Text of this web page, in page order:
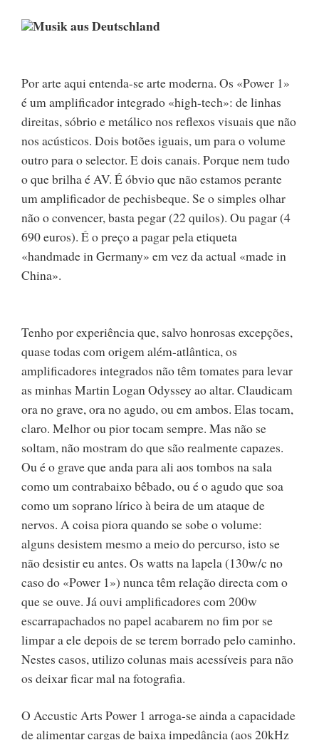
Musik aus Deutschland
Por arte aqui entenda-se arte moderna. Os «Power 1»
é um amplificador integrado «high-tech»: de linhas
direitas, sóbrio e metálico nos reflexos visuais que não
nos acústicos. Dois botões iguais, um para o volume
outro para o selector. E dois canais. Porque nem tudo
o que brilha é AV. É óbvio que não estamos perante
um amplificador de pechisbeque. Se o simples olhar
não o convencer, basta pegar (22 quilos). Ou pagar (4
690 euros). É o preço a pagar pela etiqueta
«handmade in Germany» em vez da actual «made in
China».
Tenho por experiência que, salvo honrosas excepções,
quase todas com origem além-atlântica, os
amplificadores integrados não têm tomates para levar
as minhas Martin Logan Odyssey ao altar. Claudicam
ora no grave, ora no agudo, ou em ambos. Elas tocam,
claro. Melhor ou pior tocam sempre. Mas não se
soltam, não mostram do que são realmente capazes.
Ou é o grave que anda para ali aos tombos na sala
como um contrabaixo bêbado, ou é o agudo que soa
como um soprano lírico à beira de um ataque de
nervos. A coisa piora quando se sobe o volume:
alguns desistem mesmo a meio do percurso, isto se
não desistir eu antes. Os watts na lapela (130w/c no
caso do «Power 1») nunca têm relação directa com o
que se ouve. Já ouvi amplificadores com 200w
escarrapachados no papel acabarem no fim por se
limpar a ele depois de se terem borrado pelo caminho.
Nestes casos, utilizo colunas mais acessíveis para não
os deixar ficar mal na fotografia.
O Accustic Arts Power 1 arroga-se ainda a capacidade
de alimentar cargas de baixa impedância (aos 20kHz